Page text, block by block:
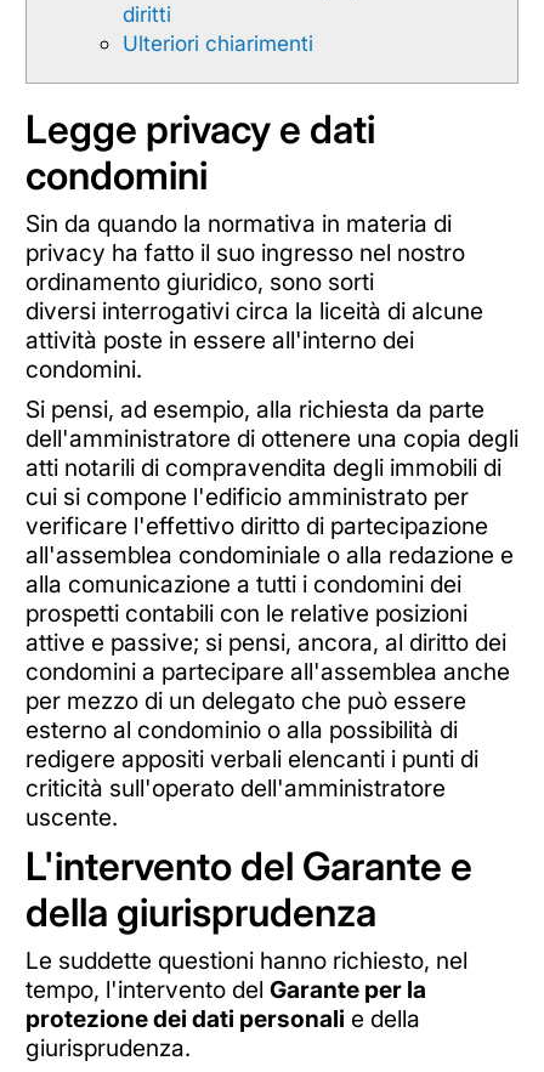
diritti
Ulteriori chiarimenti
Legge privacy e dati
condomini
Sin da quando la normativa in materia di
privacy ha fatto il suo ingresso nel nostro
ordinamento giuridico, sono sorti
diversi interrogativi circa la liceità di alcune
attività poste in essere all'interno dei
condomini.
Si pensi, ad esempio, alla richiesta da parte
dell'amministratore di ottenere una copia degli
atti notarili di compravendita degli immobili di
cui si compone l'edificio amministrato per
verificare l'effettivo diritto di partecipazione
all'assemblea condominiale o alla redazione e
alla comunicazione a tutti i condomini dei
prospetti contabili con le relative posizioni
attive e passive; si pensi, ancora, al diritto dei
condomini a partecipare all'assemblea anche
per mezzo di un delegato che può essere
esterno al condominio o alla possibilità di
redigere appositi verbali elencanti i punti di
criticità sull'operato dell'amministratore
uscente.
L'intervento del Garante e
della giurisprudenza
Le suddette questioni hanno richiesto, nel
tempo, l'intervento del Garante per la
protezione dei dati personali e della
giurisprudenza.